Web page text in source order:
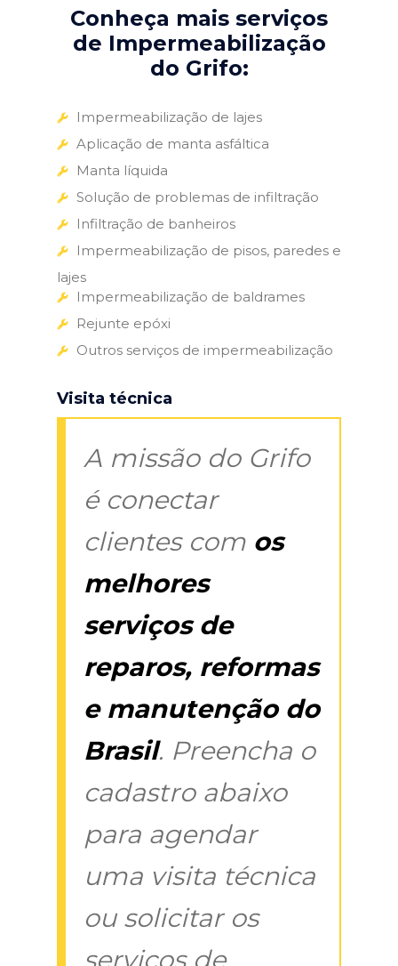
Conheça mais serviços
de Impermeabilização
do Grifo:
Impermeabilização de lajes
Aplicação de manta asfáltica
Manta líquida
Solução de problemas de infiltração
Infiltração de banheiros
Impermeabilização de pisos, paredes e
lajes
Impermeabilização de baldrames
Rejunte epóxi
Outros serviços de impermeabilização
Visita técnica
A missão do Grifo
é conectar
clientes com os
melhores
serviços de
reparos, reformas
e manutenção do
Brasil. Preencha o
cadastro abaixo
para agendar
uma visita técnica
ou solicitar os
serviços de